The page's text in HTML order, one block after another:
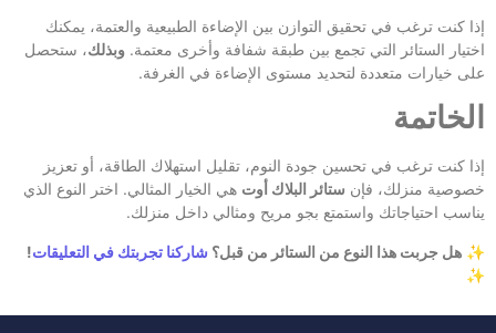
إذا كنت ترغب في تحقيق التوازن بين الإضاءة الطبيعية والعتمة، يمكنك
اختيار الستائر التي تجمع بين طبقة شفافة وأخرى معتمة. وبذلك، ستحصل
على خيارات متعددة لتحديد مستوى الإضاءة في الغرفة.
الخاتمة
إذا كنت ترغب في تحسين جودة النوم، تقليل استهلاك الطاقة، أو تعزيز
خصوصية منزلك، فإن ستائر البلاك أوت هي الخيار المثالي. اختر النوع الذي
يناسب احتياجاتك واستمتع بجو مريح ومثالي داخل منزلك.
✨ هل جربت هذا النوع من الستائر من قبل؟ شاركنا تجربتك في التعليقات!
✨